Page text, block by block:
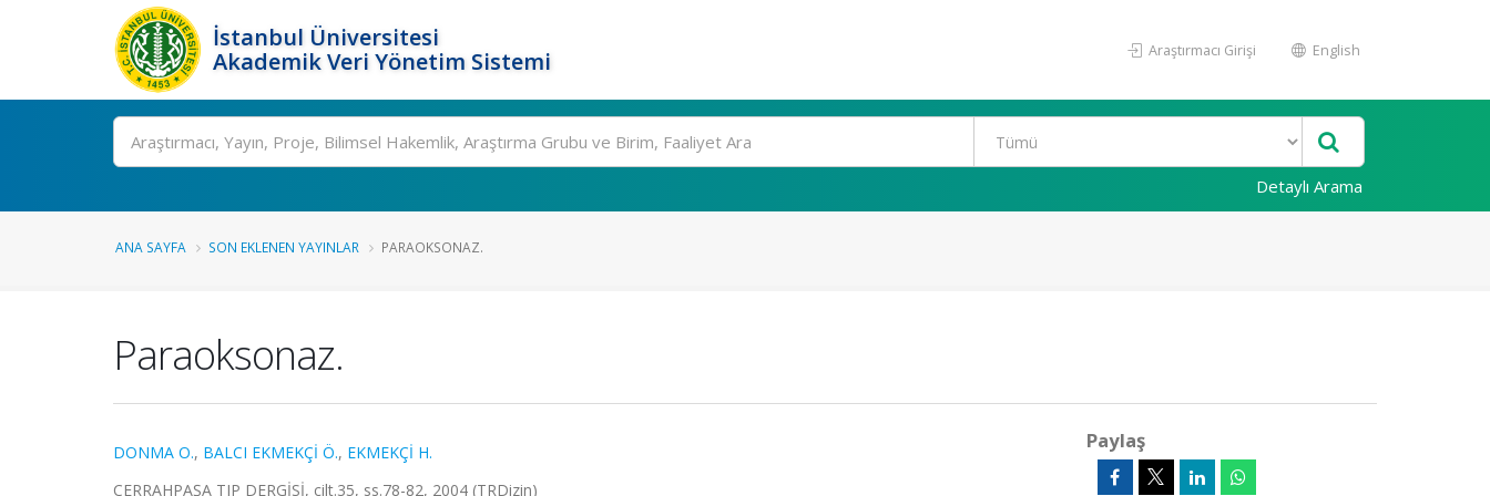
İstanbul Üniversitesi
Akademik Veri Yönetim Sistemi
Araştırmacı Girişi English
Ara
Detaylı Arama
ANA SAYFA SON EKLENEN YAYINLAR PARAOKSONAZ.
Paraoksonaz.
DONMA O., BALCI EKMEKÇİ Ö., EKMEKÇİ H.
CERRAHPAŞA TIP DERGİSİ, cilt.35, ss.78-82, 2004 (TRDizin)
Paylaş